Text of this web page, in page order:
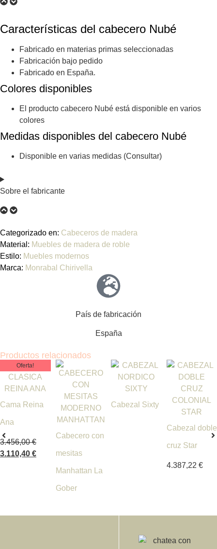
Características del cabecero Nubé
Fabricado en materias primas seleccionadas
Fabricación bajo pedido
Fabricado en España.
Colores disponibles
El producto cabecero Nubé está disponible en varios
colores
Medidas disponibles del cabecero Nubé
Disponible en varias medidas (Consultar)
Sobre el fabricante
Categorizado en: Cabeceros de madera
Material: Muebles de madera de roble
Estilo: Muebles modernos
Marca: Monrabal Chirivella
País de fabricación
España
Productos relacionados
Oferta!
Cama Reina
Ana
3.456,00€
3.110,40 €
Cabecero con
mesitas
Manhattan La
Gober
Cabezal Sixty
Cabezal doble
cruz Star
4.387,22 €